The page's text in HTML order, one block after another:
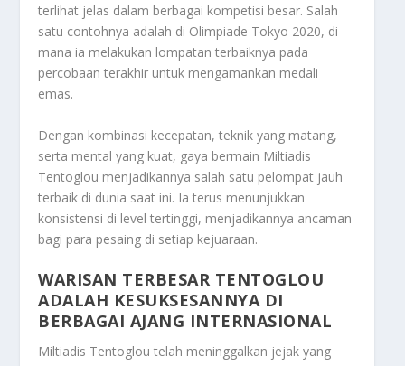
terlihat jelas dalam berbagai kompetisi besar. Salah
satu contohnya adalah di Olimpiade Tokyo 2020, di
mana ia melakukan lompatan terbaiknya pada
percobaan terakhir untuk mengamankan medali
emas.
Dengan kombinasi kecepatan, teknik yang matang,
serta mental yang kuat, gaya bermain Miltiadis
Tentoglou menjadikannya salah satu pelompat jauh
terbaik di dunia saat ini. Ia terus menunjukkan
konsistensi di level tertinggi, menjadikannya ancaman
bagi para pesaing di setiap kejuaraan.
WARISAN TERBESAR TENTOGLOU
ADALAH KESUKSESANNYA DI
BERBAGAI AJANG INTERNASIONAL
Miltiadis Tentoglou telah meninggalkan jejak yang